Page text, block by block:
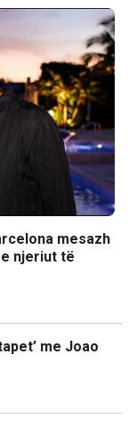
mesazh
njeriut të
me Joao